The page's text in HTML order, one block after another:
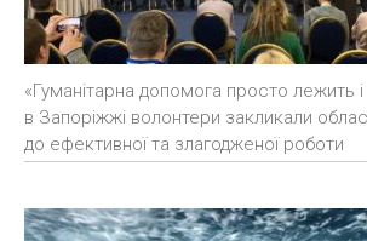
«Гуманітарна допомога просто лежить
в Запоріжжі волонтери закликали
до ефективної та злагодженої роботи